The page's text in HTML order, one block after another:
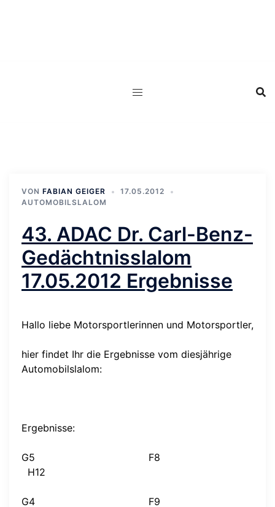
VON FABIAN GEIGER
17.05.2012
AUTOMOBILSLALOM
43. ADAC Dr. Carl-Benz-
Gedächtnisslalom
17.05.2012 Ergebnisse
Hallo liebe Motorsportlerinnen und Motorsportler,
hier findet Ihr die Ergebnisse vom diesjährige
Automobilslalom:
Ergebnisse:
G5
F8
H12
G4
F9